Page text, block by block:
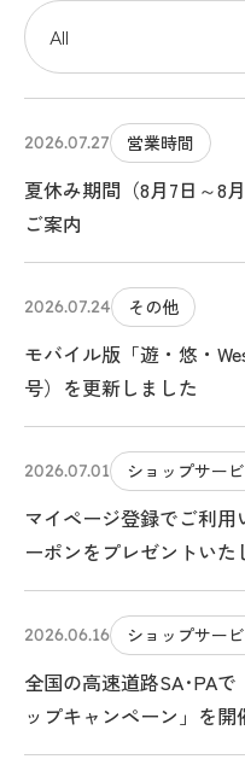
2026.07.27 営業時間
夏休み期間（8月7日～8
ご案内
2026.07.24 その他
モバイル版「遊・悠・
号）を更新しました
2026.07.01 ショップサー
マイページ登録でご利
ーポンをプレゼントいた
2026.06.16 ショップサー
全国の高速道路SA･PA
ップキャンペーン」を
ポケモンサービスエリア